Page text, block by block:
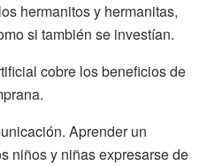
hermanitos y hermanitas,
si también se investían.
cobre los beneficios de
Aprender un
niños y niñas expresarse de